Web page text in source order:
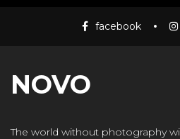
facebook
NOVO
The world without photography